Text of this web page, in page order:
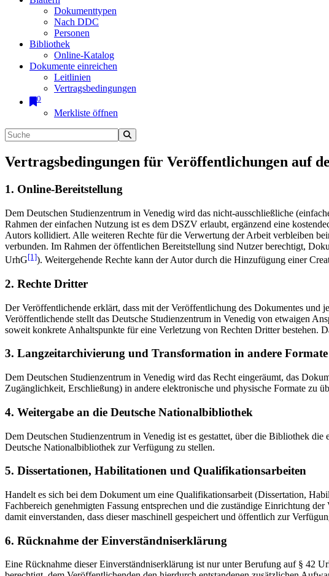
Dokumenttypen
Nach DDC
Personen
Bibliothek
Online-Katalog
Dokumente einreichen
Leitlinien
Vertragsbedingungen
0
Merkliste öffnen
Vertragsbedingungen für Veröffentlichungen auf
1. Online-Bereitstellung
Dem Deutschen Studienzentrum in Venedig wird das nicht-ausschließliche
Rahmen der einfachen Nutzung ist es dem DSZV erlaubt, ergänzend eine
Autors kollidiert. Alle weiteren Rechte für die Verwertung der Arbeit verbleiben
verbunden. Im Rahmen der öffentlichen Bereitstellung sind Nutzer berechtigt,
UrhG[1]). Weitergehende Rechte kann der Autor durch die Hinzufügung einer
2. Rechte Dritter
Der Veröffentlichende erklärt, dass mit der Veröffentlichung des Dokumentes
Veröffentlichende stellt das Deutsche Studienzentrum in Venedig von etwaigen
soweit konkrete Anhaltspunkte für eine Verletzung von Rechten Dritter bestehen.
3. Langzeitarchivierung und Transformation in andere Formate
Dem Deutschen Studienzentrum in Venedig wird das Recht eingeräumt, das
Zugänglichkeit, Erschließung) in andere elektronische und physische Formate zu
4. Weitergabe an die Deutsche Nationalbibliothek
Dem Deutschen Studienzentrum in Venedig ist es gestattet, über die Bibliothek
Deutsche Nationalbibliothek zur Verfügung zu stellen.
5. Dissertationen, Habilitationen und Qualifikationsarbeiten
Handelt es sich bei dem Dokument um eine Qualifikationsarbeit (Dissertation,
Fachbereich genehmigten Fassung entsprechen und die zuständige Einrichtung
damit einverstanden, dass dieser maschinell gespeichert und öffentlich zur
6. Rücknahme der Einverständniserklärung
Eine Rücknahme dieser Einverständniserklärung ist nur unter Berufung auf § 42